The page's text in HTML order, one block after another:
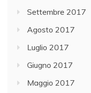
Settembre 2017
Agosto 2017
Luglio 2017
Giugno 2017
Maggio 2017